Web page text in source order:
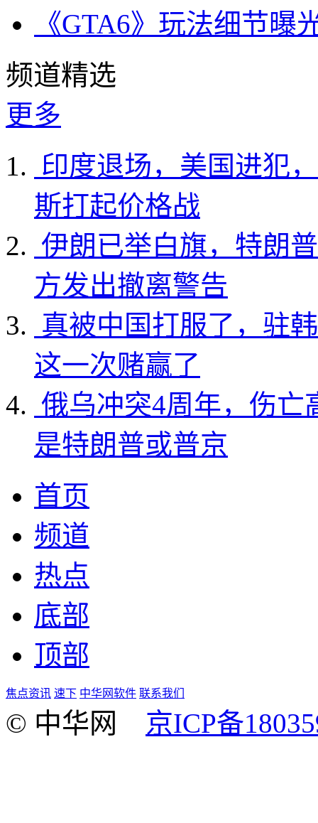
《GTA6》玩法细节
频道精选
更多
印度退场，美国进犯
斯打起价格战
伊朗已举白旗，特朗
方发出撤离警告
真被中国打服了，驻
这一次赌赢了
俄乌冲突4周年，伤亡
是特朗普或普京
首页
频道
热点
底部
顶部
焦点资讯 速下 中华网软件 联系我们
© 中华网 京ICP备